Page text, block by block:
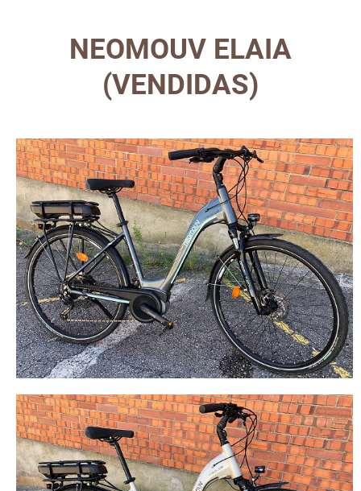
NEOMOUV ELAIA
(VENDIDAS)